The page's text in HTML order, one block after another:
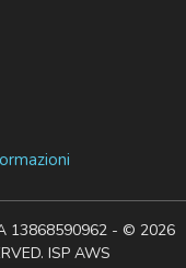
13868590962 - © 2026
ISP AWS